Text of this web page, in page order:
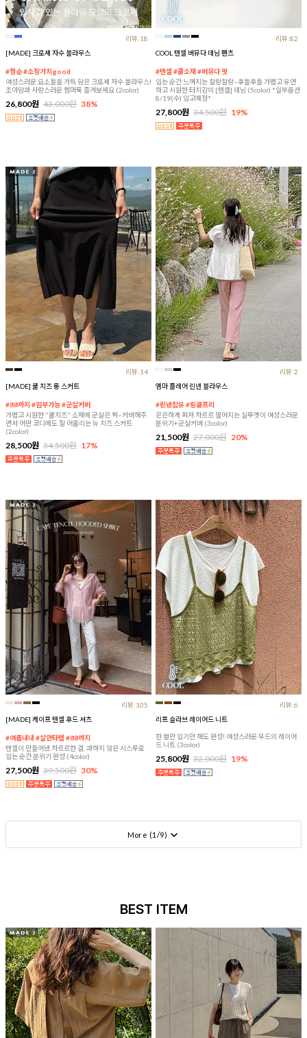
리뷰:18
[MADE] 크로셰 자수 블라우스
#청순 #소장가치good
여성스러운 요소들을 가득 담은 크로셰 자수 블라우스!
조아맘과 사랑스러운 썸머룩 즐겨보세요 (2color)
26,800원 43,000원 38%
리뷰:82
COOL 텐셀 버뮤다 데님 팬츠
#텐셀 #쿨소재 #버뮤다 핏
입는 순간 느껴지는 찰랑찰랑~후들후들 가볍고 유연
하고 시원한 터치감의 [텐셀] 데님 (5color) *일부옵션
8/19(수) 입고예정*
27,800원 34,500원 19%
리뷰:14
[MADE] 쿨 치즈 롱 스커트
#88까지 #임부가능 #군살커버
가볍고 시원한 "쿨치즈" 소재에 군살은 싹~커버해주
면서 어떤 코디에도 잘 어울리는 뉴 치즈 스커트
(2color)
28,500원 34,500원 17%
리뷰:2
엠마 플레어 린넨 블라우스
#린넨함유 #링클프리
은은하게 퍼져 차르르 떨어지는 실루엣이 여성스러운
분위기+군살커버 (3color)
21,500원 27,000원 20%
리뷰:105
[MADE] 케이프 텐셀 후드 셔츠
#여름내내 #살안타템 #88까지
텐셀이 만들어낸 차르르한 결, 과하지 않은 시스루로
입는 순간 분위기 완성 (4color)
27,500원 39,500원 30%
리뷰:6
리프 슬라브 레이어드 니트
한 벌만 입기만 해도 완성! 여성스러운 무드의 레이어
드 니트 (3color)
25,800원 32,000원 19%
More (1 /9)
BEST ITEM